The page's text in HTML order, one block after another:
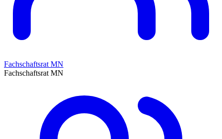
Fachschaftsrat MN
Fachschaftsrat MN